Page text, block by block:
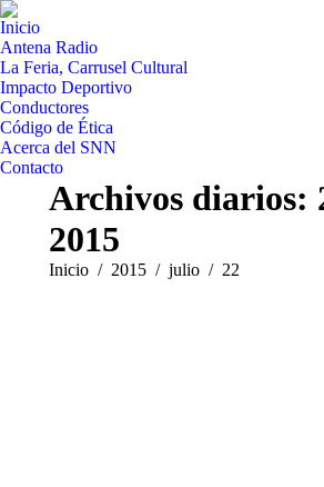
Inicio
Antena Radio
La Feria, Carrusel Cultural
Impacto Deportivo
Conductores
Código de Ética
Acerca del SNN
Contacto
Archivos diarios:
2015
Estás aquí:
Inicio 2015 julio 22